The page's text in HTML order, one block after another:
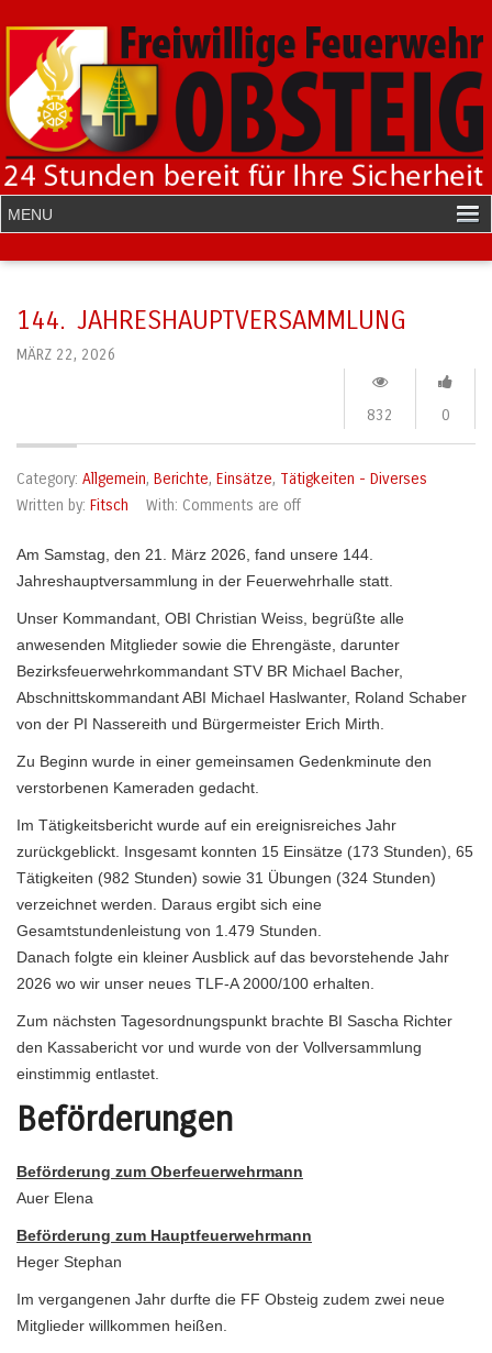
144. JAHRESHAUPTVERSAMMLUNG
MÄRZ 22, 2026
0
832
Category: Allgemein, Berichte, Einsätze, Tätigkeiten - Diverses
Written by: Fitsch With: Comments are off
Am Samstag, den 21. März 2026, fand unsere 144.
Jahreshauptversammlung in der Feuerwehrhalle statt.
Unser Kommandant, OBI Christian Weiss, begrüßte alle
anwesenden Mitglieder sowie die Ehrengäste, darunter
Bezirksfeuerwehrkommandant STV BR Michael Bacher,
Abschnittskommandant ABI Michael Haslwanter, Roland Schaber
von der PI Nassereith und Bürgermeister Erich Mirth.
Zu Beginn wurde in einer gemeinsamen Gedenkminute den
verstorbenen Kameraden gedacht.
Im Tätigkeitsbericht wurde auf ein ereignisreiches Jahr
zurückgeblickt. Insgesamt konnten 15 Einsätze (173 Stunden), 65
Tätigkeiten (982 Stunden) sowie 31 Übungen (324 Stunden)
verzeichnet werden. Daraus ergibt sich eine
Gesamtstundenleistung von 1.479 Stunden.
Danach folgte ein kleiner Ausblick auf das bevorstehende Jahr
2026 wo wir unser neues TLF-A 2000/100 erhalten.
Zum nächsten Tagesordnungspunkt brachte BI Sascha Richter
den Kassabericht vor und wurde von der Vollversammlung
einstimmig entlastet.
Beförderungen
Beförderung zum Oberfeuerwehrmann
Auer Elena
Beförderung zum Hauptfeuerwehrmann
Heger Stephan
Im vergangenen Jahr durfte die FF Obsteig zudem zwei neue
Mitglieder willkommen heißen.